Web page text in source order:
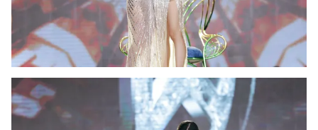
Photo Infographic
Video Shorts video
VTV Money VTV Thể thao